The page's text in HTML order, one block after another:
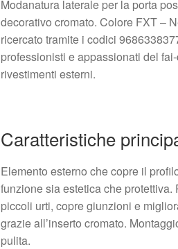
Modanatura laterale per la porta
decorativo cromato. Colore FXT –
ricercato tramite i codici
professionisti e appassionati del
rivestimenti esterni.
Caratteristiche
Elemento esterno che copre il
funzione sia estetica che
piccoli urti, copre giunzioni e
grazie all’inserto cromato.
pulita.